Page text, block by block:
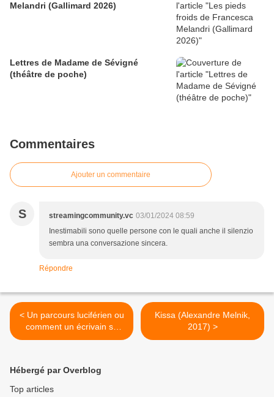
Melandri (Gallimard 2026)
Lettres de Madame de Sévigné
(théâtre de poche)
Commentaires
Ajouter un commentaire
S streamingcommunity.vc 03/01/2024 08:59
Inestimabili sono quelle persone con le quali anche il silenzio
sembra una conversazione sincera.
Répondre
< Un parcours luciférien ou
comment un écrivain se
révèle en assassin
Kissa (Alexandre Melnik,
2017) >
Hébergé par Overblog
Top articles